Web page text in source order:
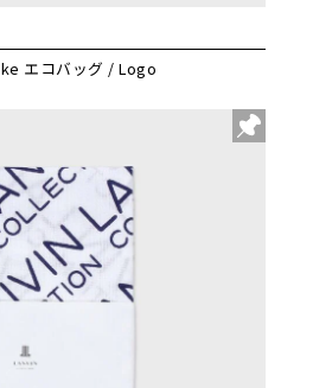
エコバッグ / Logo